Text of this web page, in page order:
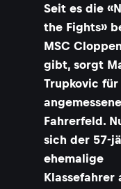
Seit es die
the Fights»
MSC
gibt, sorgt
Trupkovic für
Fahrerfeld.
sich der 57-
ehemalige
Klassefahrer